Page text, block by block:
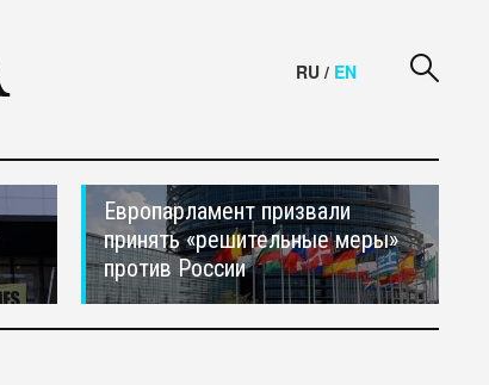
RU / EN
Европарламент призвали
принять «решительные меры»
против России